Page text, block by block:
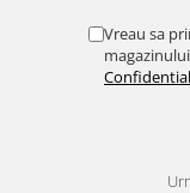
Vreau sa